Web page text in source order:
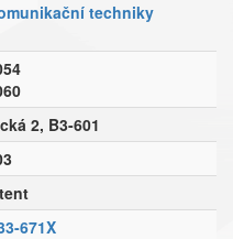
techniky
2, B3-601
671X